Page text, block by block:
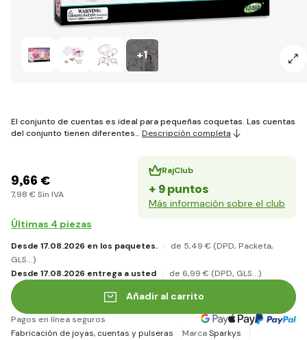
+1
El conjunto de cuentas es ideal para pequeñas coquetas. Las cuentas
del conjunto tienen diferentes… Descripción completa
9,66 €
7,98 € Sin IVA
RajClub
+ 9 puntos
Más información sobre el club
Últimas 4 piezas
Desde 17.08.2026 en los paquetes. de 5,49 € (DPD, Packeta,
GLS...)
Desde 17.08.2026 entrega a usted
de 6,99 € (DPD, GLS...)
Añadir al carrito
Pagos en línea seguros
Fabricación de joyas, cuentas y pulseras
MarcaSparkys